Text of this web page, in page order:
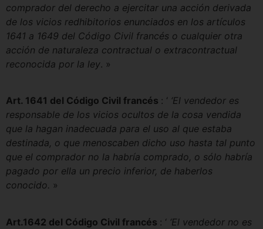
comprador del derecho a ejercitar una acción derivada
de los vicios redhibitorios enunciados en los artículos
1641 a 1649 del Código Civil francés o cualquier otra
acción de naturaleza contractual o extracontractual
reconocida por la ley. »
Art. 1641 del Código Civil francés : ‘ ‘El vendedor es
responsable de los vicios ocultos de la cosa vendida
que la hagan inadecuada para el uso al que estaba
destinada, o que menoscaben dicho uso hasta tal punto
que el comprador no la habría comprado, o sólo habría
pagado por ella un precio inferior, de haberlos
conocido. »
Art.1642 del Código Civil francés : ‘ ‘El vendedor no es